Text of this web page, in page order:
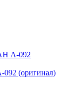
092 (оригинал)